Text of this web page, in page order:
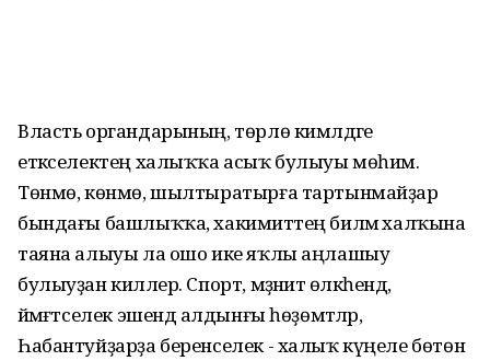
Власть органдарының, төрлө кимәлдәге
етәкселектең халыҡҡа асыҡ булыуы мөһим.
Төнмө, көнмө, шылтыратырға тартынмайҙар
бындағы башлыҡҡа, хакимиәттең биләмә халҡына
таяна алыуы ла ошо ике яҡлы аңлашыу
булыуҙан киләлер. Спорт, мәҙәниәт өлкәһендә,
йәмәғәтселек эшендә алдынғы һөҙөмтәләр,
Һабантуйҙарҙа беренселек - халыҡ күңеле бөтөн